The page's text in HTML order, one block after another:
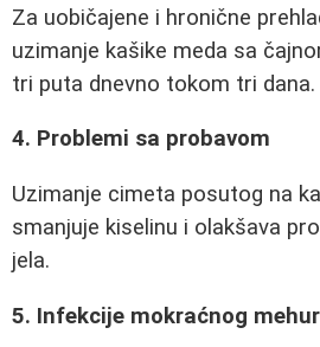
Za uobičajene i hronične
uzimanje kašike meda sa
tri puta dnevno tokom tri dana.
4. Problemi sa probavom
Uzimanje cimeta posutog na
smanjuje kiselinu i olakšava
jela.
5. Infekcije mokraćnog